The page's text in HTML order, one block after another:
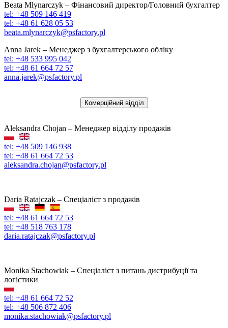
Beata Młynarczyk – Фінансовий директор/Головний бухгалтер
tel: +48 509 146 419
tel: +48 61 628 05 53
beata.mlynarczyk@psfactory.pl
Anna Jarek – Менеджер з бухгалтерського обліку
tel: +48 533 995 042
tel: +48 61 664 72 57
anna.jarek@psfactory.pl
Комерційний відділ
Aleksandra Chojan – Менеджер відділу продажів
tel: +48 509 146 938
tel: +48 61 664 72 53
aleksandra.chojan@psfactory.pl
Daria Ratajczak – Спеціаліст з продажів
tel: +48 61 664 72 53
tel: +48 518 763 178
daria.ratajczak@psfactory.pl
Monika Stachowiak – Спеціаліст з питань дистрибуції та
логістики
tel: +48 61 664 72 52
tel: +48 506 872 406
monika.stachowiak@psfactory.pl